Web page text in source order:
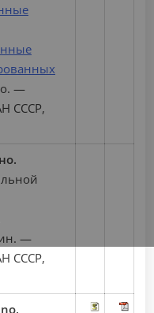
—
СССР,
—
СССР,